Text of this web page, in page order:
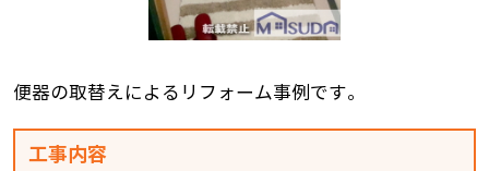
便器の取替えによるリフォーム事例です。
工事内容